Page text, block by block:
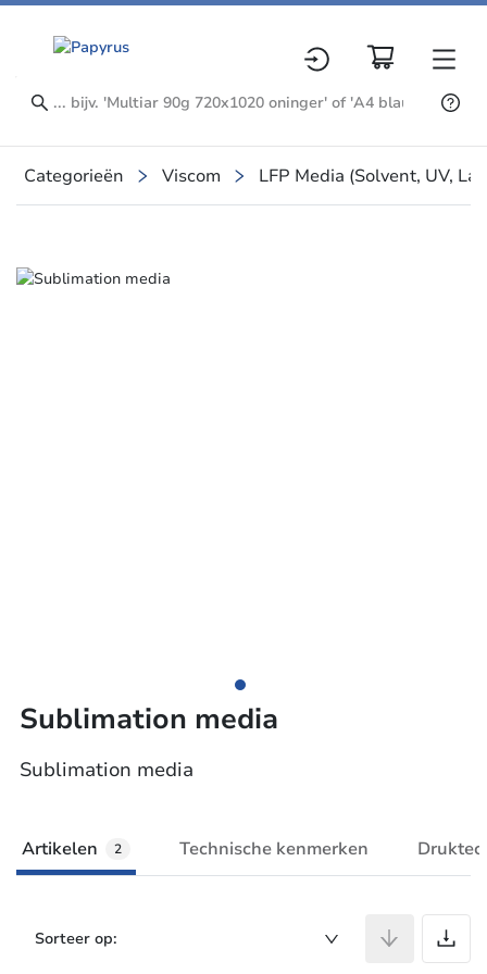
Categorieën Viscom LFP Media (Solvent, UV,
Slide 1 of 1
Sublimation media
Sublimation media
Artikelen 2 Technische kenmerken
Sorteer op: